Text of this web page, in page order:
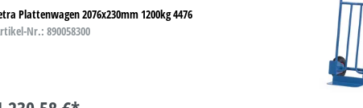
Plattenwagen 2076x230mm 1200kg 4476
Nr.: 890058300